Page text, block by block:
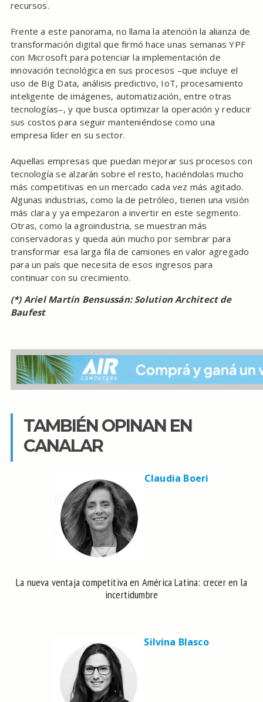
recursos.
Frente a este panorama, no llama la atención la alianza de
transformación digital que firmó hace unas semanas YPF
con Microsoft para potenciar la implementación de
innovación tecnológica en sus procesos –que incluye el
uso de Big Data, análisis predictivo, IoT, procesamiento
inteligente de imágenes, automatización, entre otras
tecnologías–, y que busca optimizar la operación y reducir
sus costos para seguir manteniéndose como una
empresa líder en su sector.
Aquellas empresas que puedan mejorar sus procesos con
tecnología se alzarán sobre el resto, haciéndolas mucho
más competitivas en un mercado cada vez más agitado.
Algunas industrias, como la de petróleo, tienen una visión
más clara y ya empezaron a invertir en este segmento.
Otras, como la agroindustria, se muestran más
conservadoras y queda aún mucho por sembrar para
transformar esa larga fila de camiones en valor agregado
para un país que necesita de esos ingresos para
continuar con su crecimiento.
(*) Ariel Martín Bensussán: Solution Architect de
Baufest
TAMBIÉN OPINAN EN
CANALAR
Claudia Boeri
La nueva ventaja competitiva en América Latina: crecer en la
incertidumbre
Silvina Blasco